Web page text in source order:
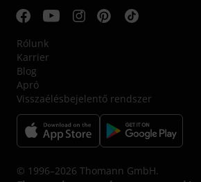
Rólunk
Karrier
Blog
Apró
Visszaélésbejelentő rendszer
© 1996–2026 Thomann GmbH.